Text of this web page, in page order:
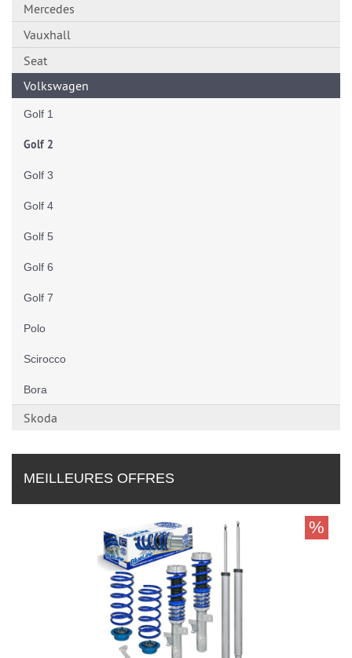
Mercedes
Vauxhall
Seat
Volkswagen
Golf 1
Golf 2
Golf 3
Golf 4
Golf 5
Golf 6
Golf 7
Polo
Scirocco
Bora
Skoda
MEILLEURES OFFRES
%